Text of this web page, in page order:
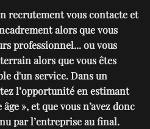
recrutement vous contacte et
alors que vous
professionnel... ou vous
alors que vous êtes
d'un service. Dans un
l’opportunité en estimant
», et que vous n’avez donc
par l’entreprise au final.